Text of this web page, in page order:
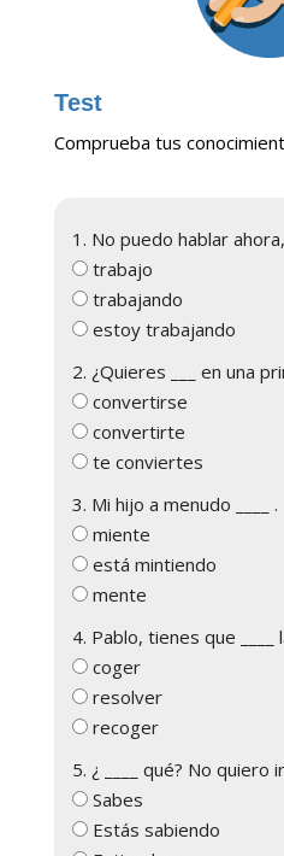
Test
Comprueba tus
1. No puedo hablar ahora,
trabajo
trabajando
estoy trabajando
2. ¿Quieres ___ en una
convertirse
convertirte
te conviertes
3. Mi hijo a menudo ____ .
miente
está mintiendo
mente
4. Pablo, tienes que ____
coger
resolver
recoger
5. ¿ ____ qué? No quiero
Sabes
Estás sabiendo